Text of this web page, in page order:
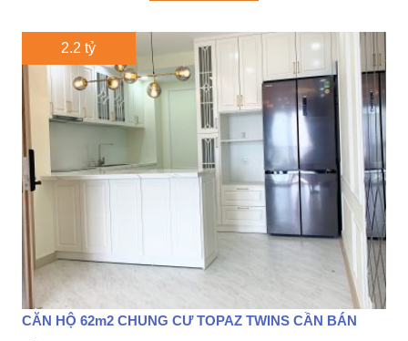
2.2 tỷ
CĂN HỘ 62m2 CHUNG CƯ TOPAZ TWINS CẦN BÁN